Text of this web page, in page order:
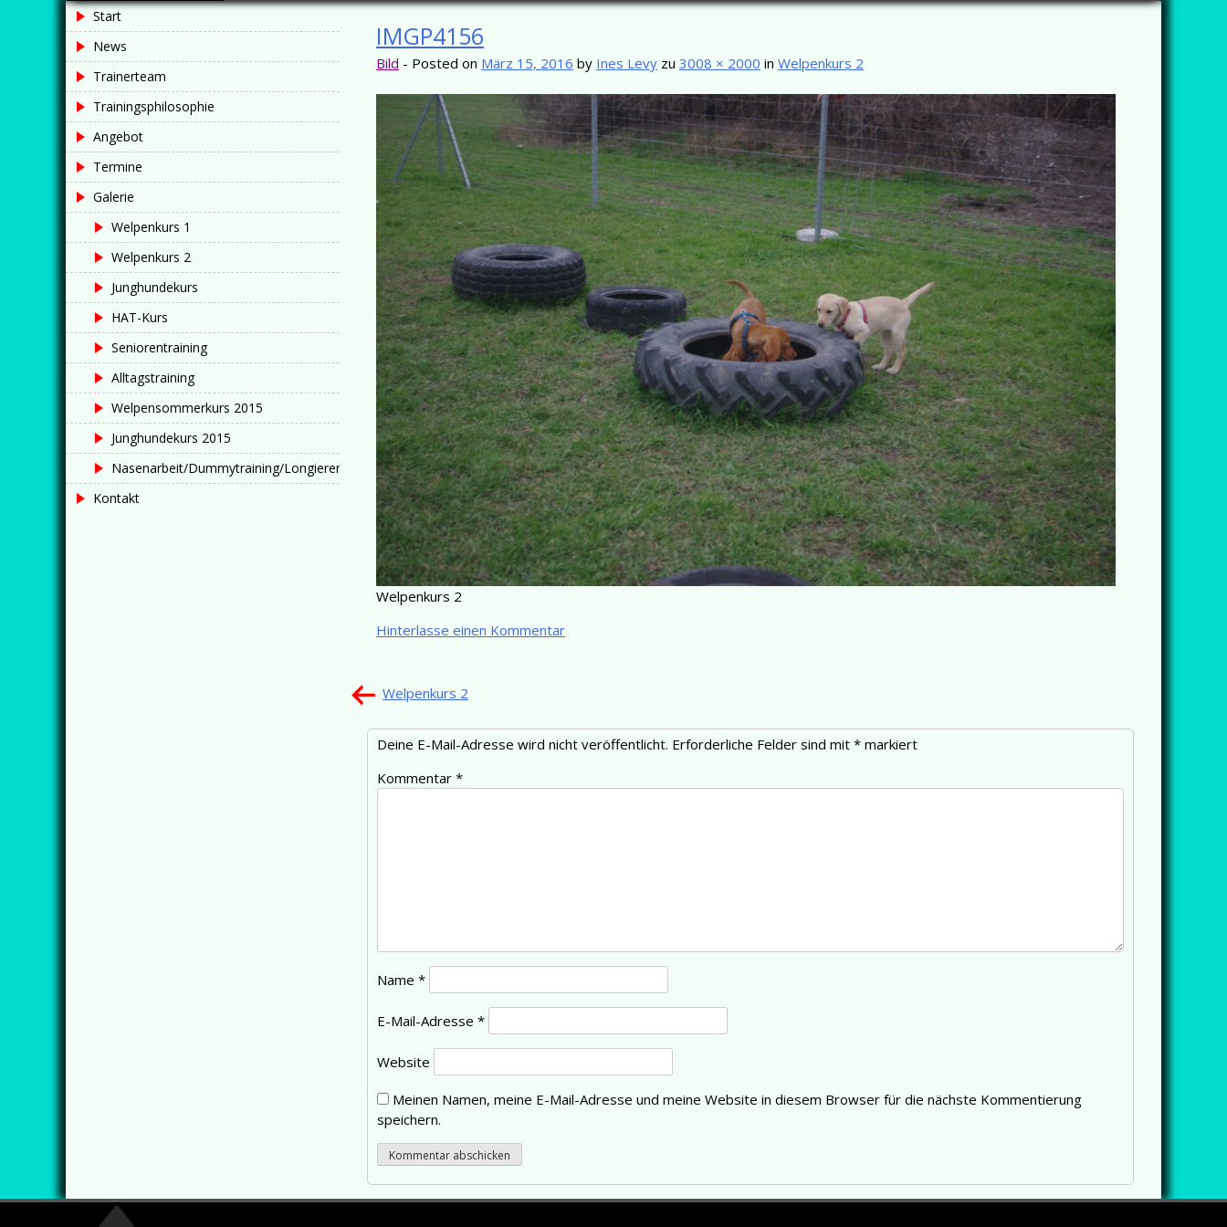
Baden,
Hundeschule
Baden,
Ausbildung,
Welpen,
Junghunde,
Nasenarbeit,
Mantrailing,
Hundeplatz
Baden bei
Wien
IMGP4156
Bild - Posted on März 15, 2016 by Ines Levy zu 3008 × 2000 in Welpenkurs 2
Welpenkurs 2
Hinterlasse einen Kommentar
Welpenkurs 2
Deine E-Mail-Adresse wird nicht veröffentlicht. Erforderliche Felder sind mit * markiert
Kommentar *
Name *
E-Mail-Adresse *
Website
Meinen Namen, meine E-Mail-Adresse und meine Website in diesem Browser für die nächste Kommentierung
speichern.
Start
News
Trainerteam
Trainingsphilosophie
Angebot
Termine
Galerie
Welpenkurs 1
Welpenkurs 2
Junghundekurs
HAT-Kurs
Seniorentraining
Alltagstraining
Welpensommerkurs 2015
Junghundekurs 2015
Nasenarbeit/Dummytraining/Longieren
Kontakt